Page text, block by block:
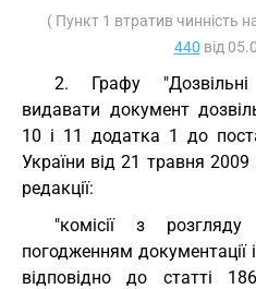
( Пункт 1 втратив чинність
440 від
2. Графу "Дозвільні
видавати документ
10 і 11 додатка 1 до
України від 21 травня 2009
редакції:
"комісії з
погодженням документації
відповідно до статті